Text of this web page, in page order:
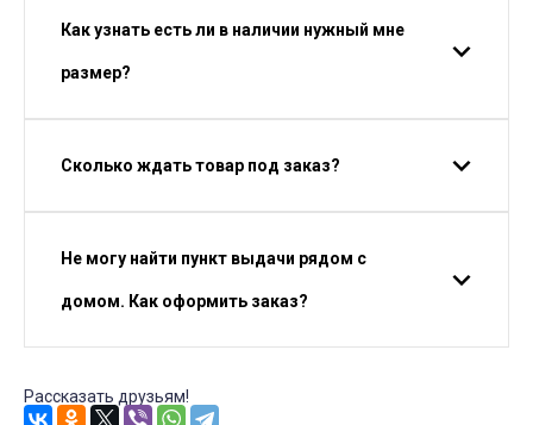
Как узнать есть ли в наличии нужный мне
размер?
Сколько ждать товар под заказ?
Не могу найти пункт выдачи рядом с
домом. Как оформить заказ?
Рассказать друзьям!